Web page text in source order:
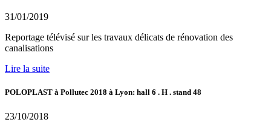
31/01/2019
Reportage télévisé sur les travaux délicats de rénovation des
canalisations
Lire la suite
POLOPLAST à Pollutec 2018 à Lyon: hall 6 . H . stand 48
23/10/2018